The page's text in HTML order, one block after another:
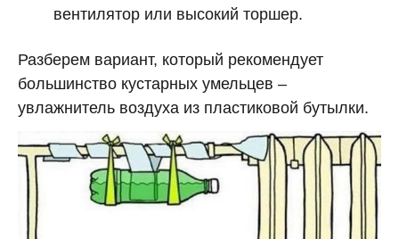
вентилятор или высокий торшер.
Разберем вариант, который рекомендует
большинство кустарных умельцев –
увлажнитель воздуха из пластиковой бутылки.